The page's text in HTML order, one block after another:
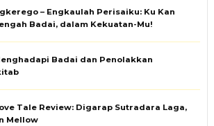
– Engkaulah Perisaiku: Ku Kan
Badai, dalam Kekuatan-Mu!
Badai dan Penolakkan
Tale Review: Digarap Sutradara Laga,
Mellow